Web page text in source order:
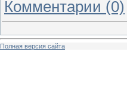
Комментарии (0)
Полная версия сайта